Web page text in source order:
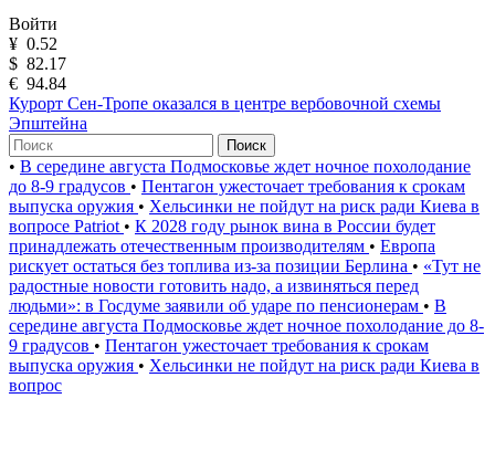
Войти
¥ 0.52
$ 82.17
€ 94.84
Курорт Сен-Тропе оказался в центре вербовочной схемы
Эпштейна
Поиск
• В середине августа Подмосковье ждет ночное похолодание
до 8-9 градусов • Пентагон ужесточает требования к срокам
выпуска оружия • Хельсинки не пойдут на риск ради Киева в
вопросе Patriot • К 2028 году рынок вина в России будет
принадлежать отечественным производителям • Европа
рискует остаться без топлива из-за позиции Берлина • «Тут не
радостные новости готовить надо, а извиняться перед
людьми»: в Госдуме заявили об ударе по пенсионерам • В
середине августа Подмосковье ждет ночное похолодание до 8-
9 градусов • Пентагон ужесточает требования к срокам
выпуска оружия • Хельсинки не пойдут на риск ради Киева в
вопрос